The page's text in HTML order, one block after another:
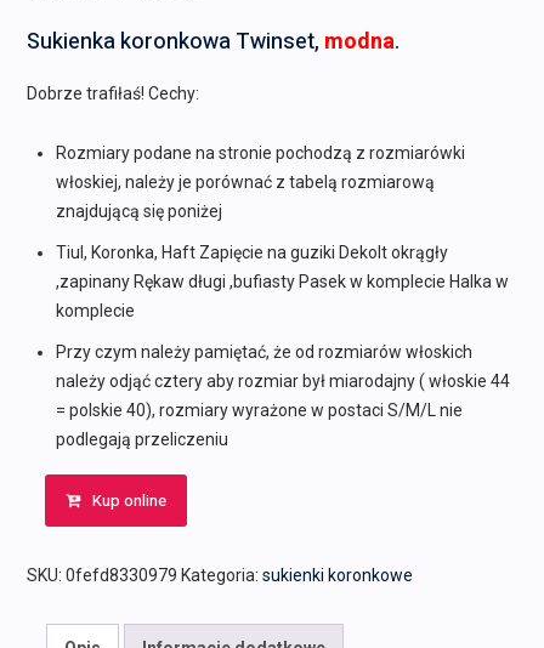
wynosiła:
1470,00 zł.
wynosi:
Sukienka koronkowa Twinset, modna.
Dobrze trafiłaś! Cechy:
Rozmiary podane na stronie pochodzą z rozmiarówki
włoskiej, należy je porównać z tabelą rozmiarową
znajdującą się poniżej
Tiul, Koronka, Haft Zapięcie na guziki Dekolt okrągły
,zapinany Rękaw długi ,bufiasty Pasek w komplecie Halka w
komplecie
Przy czym należy pamiętać, że od rozmiarów włoskich
należy odjąć cztery aby rozmiar był miarodajny ( włoskie 44
= polskie 40), rozmiary wyrażone w postaci S/M/L nie
podlegają przeliczeniu
Kup online
SKU: 0fefd8330979 Kategoria: sukienki koronkowe